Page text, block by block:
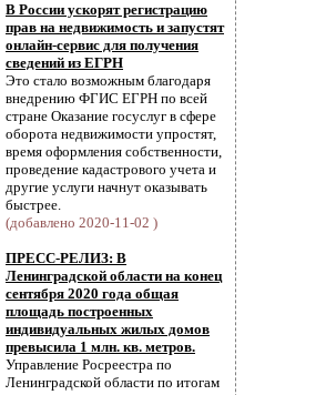
В России ускорят регистрацию
прав на недвижимость и запустят
онлайн-сервис для получения
сведений из ЕГРН
Это стало возможным благодаря
внедрению ФГИС ЕГРН по всей
стране Оказание госуслуг в сфере
оборота недвижимости упростят,
время оформления собственности,
проведение кадастрового учета и
другие услуги начнут оказывать
быстрее.
(добавлено 2020-11-02 )
ПРЕСС-РЕЛИЗ: В
Ленинградской области на конец
сентября 2020 года общая
площадь построенных
индивидуальных жилых домов
превысила 1 млн. кв. метров.
Управление Росреестра по
Ленинградской области по итогам